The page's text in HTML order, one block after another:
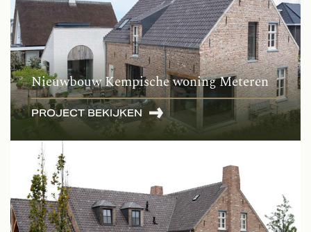
Nieuwbouw Kempische woning Meteren
PROJECT BEKIJKEN